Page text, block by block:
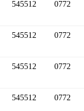
545512 0772
545512 0772
545512 0772
545512 0772